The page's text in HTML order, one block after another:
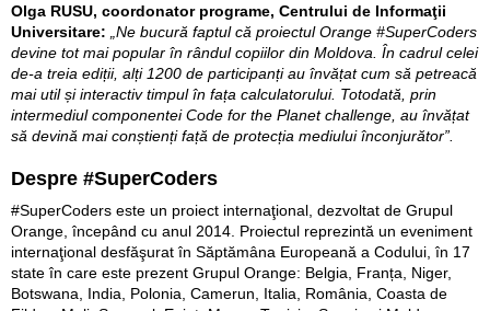
Olga RUSU, coordonator programe, Centrului de Informaţii
Universitare:
„Ne bucură faptul că proiectul Orange #SuperCoders
devine tot mai popular în rândul copiilor din Moldova. În cadrul celei
de-a treia ediții, alți 1200 de participanți au învățat cum să petreacă
mai util și interactiv timpul în fața calculatorului. Totodată, prin
intermediul componentei Code for the Planet challenge, au învățat
să devină mai conștienți față de protecția mediului înconjurător”.
Despre #SuperCoders
#SuperCoders este un proiect internaţional, dezvoltat de Grupul
Orange, începând cu anul 2014. Proiectul reprezintă un eveniment
internaţional desfăşurat în Săptămâna Europeană a Codului, în 17
state în care este prezent Grupul Orange: Belgia, Franța, Niger,
Botswana, India, Polonia, Camerun, Italia, România, Coasta de